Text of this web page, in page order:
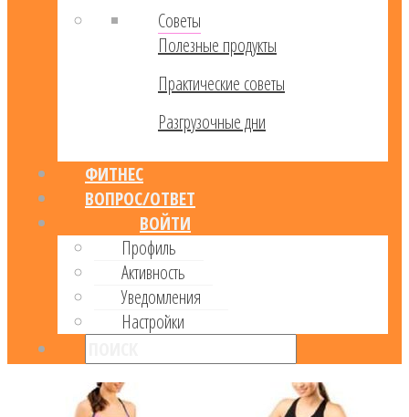
Советы
Полезные продукты
Практические советы
Разгрузочные дни
ФИТНЕС
ВОПРОС/ОТВЕТ
ВОЙТИ
Профиль
Активность
Уведомления
Настройки